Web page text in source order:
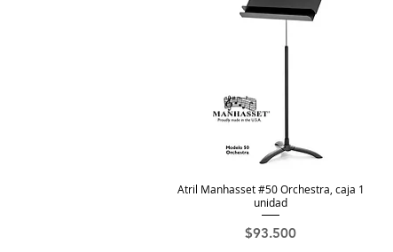
Vista rápida
Atril Manhasset #50 Orchestra, caja 1
unidad
Precio
$93.500